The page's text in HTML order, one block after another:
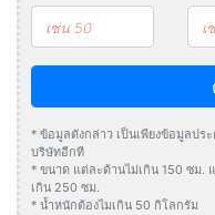
* ข้อมูลดังกล่าว เป็นเพียงข้อมูลปร
บริษัทอีกที
* ขนาด แต่ละด้านไม่เกิน 150 ซม.
เกิน 250 ซม.
* น้ำหนักต้องไมเกิน 50 กิโลกรัม